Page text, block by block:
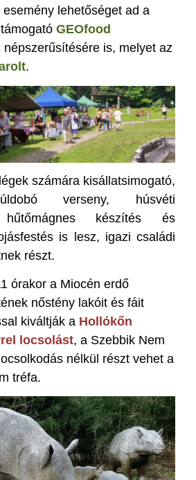
esemény lehetőséget ad a
GEOfood
népszerűsítésére is, melyet az
.
számára kisállatsimogató,
verseny, húsvéti
hűtőmágnes készítés és
is lesz, igazi családi
részt.
órakor a Miocén erdő
nőstény lakóit és fáit
kiváltják a Hollókőn
locsolást, a Szebbik Nem
nélkül részt vehet a
tréfa.